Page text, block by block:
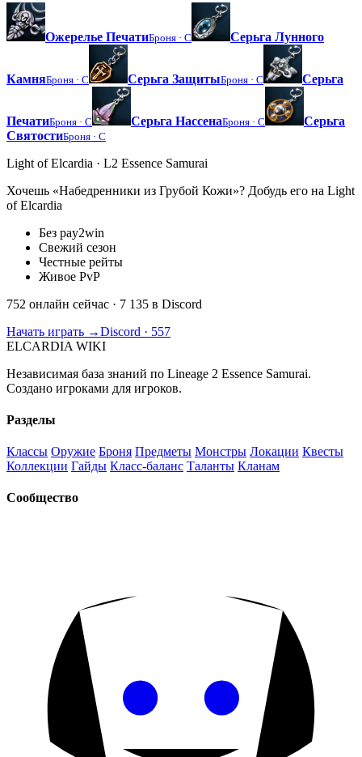
Ожерелье ПечатиБроня · C Серьга Лунного
КамняБроня · C Серьга ЗащитыБроня · C Серьга
ПечатиБроня · C Серьга НассенаБроня · C
Серьга
СвятостиБроня · C
Light of Elcardia · L2 Essence Samurai
Хочешь «Набедренники из Грубой Кожи»? Добудь его на Light
of Elcardia
Без pay2win
Свежий сезон
Честные рейты
Живое PvP
752 онлайн сейчас · 7 135 в Discord
Начать играть →Discord · 557
ELCARDIA WIKI
Независимая база знаний по Lineage 2 Essence Samurai.
Создано игроками для игроков.
Разделы
Классы Оружие Броня Предметы Монстры Локации Квесты
Коллекции Гайды Класс-баланс Таланты Кланам
Сообщество